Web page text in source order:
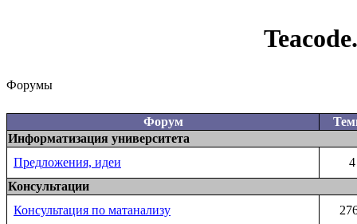
Форумы
Форум
Информатизация университета
Предложения, идеи
4
Консультации
Консультация по матанализу